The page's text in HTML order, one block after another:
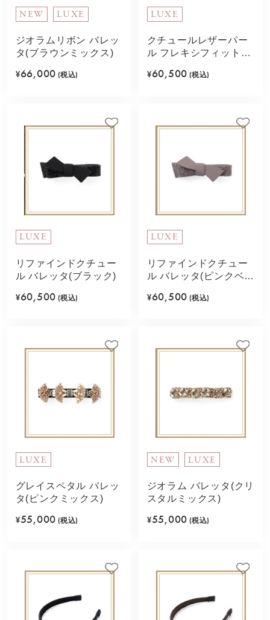
NEW LUXE
ジオラムリボン バレッ
タ(ブラウンミックス)
¥66,000 (税込)
LUXE
クチュールレザーパー
ル フレキシフィットヘ
¥60,500 (税込)
LUXE
リファインドクチュー
ル バレッタ(ブラック)
¥60,500 (税込)
LUXE
リファインドクチュー
ル バレッタ(ピンクベー
¥60,500 (税込)
LUXE
グレイスペタル バレッ
タ(ピンクミックス)
¥55,000 (税込)
NEW LUXE
ジオラム バレッタ(クリ
スタルミックス)
¥55,000 (税込)